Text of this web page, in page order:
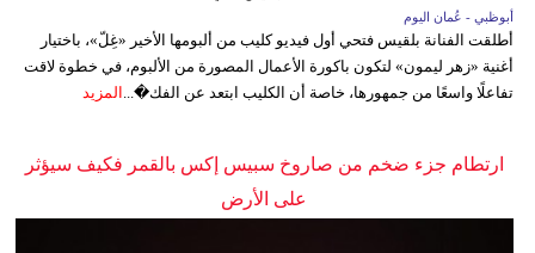
أبوظبي - عُمان اليوم
أطلقت الفنانة بلقيس فتحي أول فيديو كليب من ألبومها الأخير «غِلّ»، باختيار
أغنية «زهر ليمون» لتكون باكورة الأعمال المصورة من الألبوم، في خطوة لاقت
تفاعلًا واسعًا من جمهورها، خاصة أن الكليب ابتعد عن الفك�... المزيد
ارتطام جزء ضخم من صاروخ سبيس إكس بالقمر فكيف سيؤثر
على الأرض